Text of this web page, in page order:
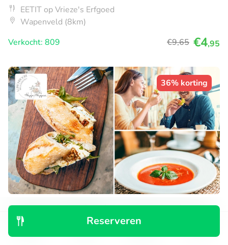
Reserveren
EETIT op Vrieze's Erfgoed
Wapenveld (8km)
Verkocht: 809
€9,65 €4,95
36% korting
3-gangen keuzelunch + warme drank naar
keuze bij HapjeHeppie